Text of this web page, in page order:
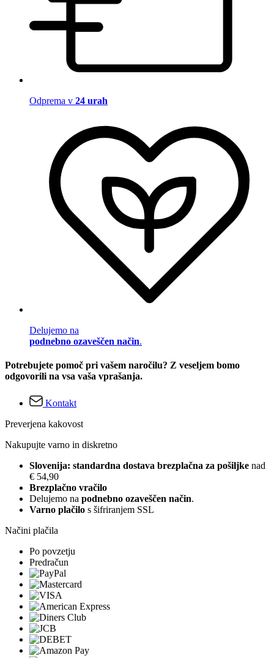
Odprema v 24 urah
Delujemo na
podnebno ozaveščen način.
Potrebujete pomoč pri vašem naročilu? Z veseljem bomo
odgovorili na vsa vaša vprašanja.
Kontakt
Preverjena kakovost
Nakupujte varno in diskretno
Slovenija: standardna dostava brezplačna za pošiljke nad
€ 54,90
Brezplačno vračilo
Delujemo na podnebno ozaveščen način.
Varno plačilo s šifriranjem SSL
Načini plačila
Po povzetju
Predračun